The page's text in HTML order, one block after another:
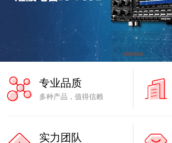
专业品质
多种产品，值得信赖
实力团队